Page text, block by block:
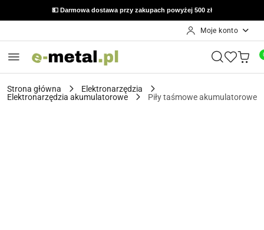
💵 Darmowa dostawa przy zakupach powyżej 500 zł
Moje konto
Strona główna
Elektronarzędzia
Elektronarzędzia akumulatorowe
Piły taśmowe akumulatorowe